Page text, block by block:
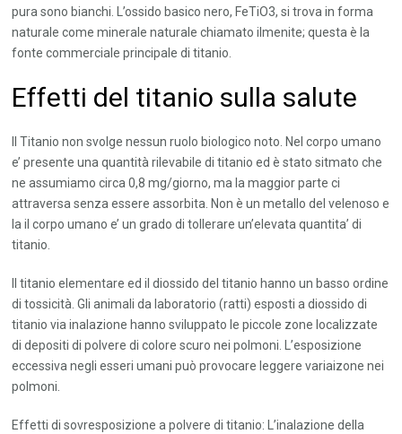
pura sono bianchi. L’ossido basico nero, FeTiO3, si trova in forma
naturale come minerale naturale chiamato ilmenite; questa è la
fonte commerciale principale di titanio.
Effetti del titanio sulla salute
Il Titanio non svolge nessun ruolo biologico noto. Nel corpo umano
e’ presente una quantità rilevabile di titanio ed è stato sitmato che
ne assumiamo circa 0,8 mg/giorno, ma la maggior parte ci
attraversa senza essere assorbita. Non è un metallo del velenoso e
la il corpo umano e’ un grado di tollerare un’elevata quantita’ di
titanio.
Il titanio elementare ed il diossido del titanio hanno un basso ordine
di tossicità. Gli animali da laboratorio (ratti) esposti a diossido di
titanio via inalazione hanno sviluppato le piccole zone localizzate
di depositi di polvere di colore scuro nei polmoni. L’esposizione
eccessiva negli esseri umani può provocare leggere variaizone nei
polmoni.
Effetti di sovresposizione a polvere di titanio: L’inalazione della